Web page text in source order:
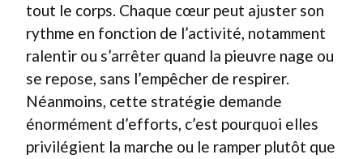
tout le corps. Chaque cœur peut ajuster son
rythme en fonction de l’activité, notamment
ralentir ou s’arrêter quand la pieuvre nage ou
se repose, sans l’empêcher de respirer.
Néanmoins, cette stratégie demande
énormément d’efforts, c’est pourquoi elles
privilégient la marche ou le ramper plutôt que